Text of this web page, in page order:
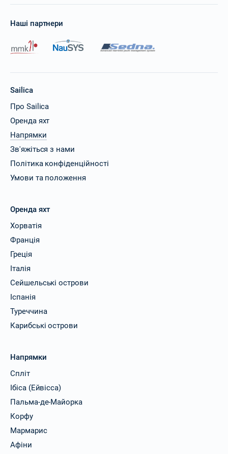
Наші партнери
Sailica
Про Sailica
Оренда яхт
Напрямки
Зв'яжіться з нами
Політика конфіденційності
Умови та положення
Оренда яхт
Хорватія
Франція
Греція
Італія
Сейшельські острови
Іспанія
Туреччина
Карибські острови
Напрямки
Спліт
Ібіса (Ейвісса)
Пальма-де-Майорка
Корфу
Мармарис
Афіни